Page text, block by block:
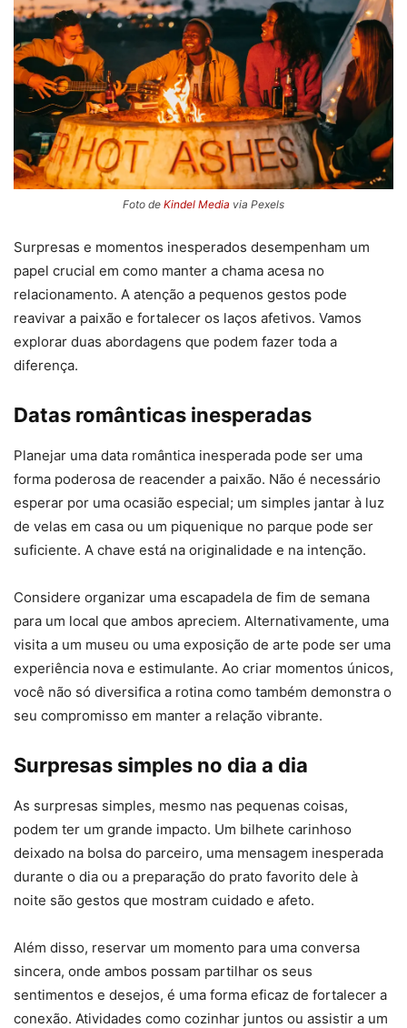
Foto de Kindel Media via Pexels
Surpresas e momentos inesperados desempenham um
papel crucial em como manter a chama acesa no
relacionamento. A atenção a pequenos gestos pode
reavivar a paixão e fortalecer os laços afetivos. Vamos
explorar duas abordagens que podem fazer toda a
diferença.
Datas românticas inesperadas
Planejar uma data romântica inesperada pode ser uma
forma poderosa de reacender a paixão. Não é necessário
esperar por uma ocasião especial; um simples jantar à luz
de velas em casa ou um piquenique no parque pode ser
suficiente. A chave está na originalidade e na intenção.
Considere organizar uma escapadela de fim de semana
para um local que ambos apreciem. Alternativamente, uma
visita a um museu ou uma exposição de arte pode ser uma
experiência nova e estimulante. Ao criar momentos únicos,
você não só diversifica a rotina como também demonstra o
seu compromisso em manter a relação vibrante.
Surpresas simples no dia a dia
As surpresas simples, mesmo nas pequenas coisas,
podem ter um grande impacto. Um bilhete carinhoso
deixado na bolsa do parceiro, uma mensagem inesperada
durante o dia ou a preparação do prato favorito dele à
noite são gestos que mostram cuidado e afeto.
Além disso, reservar um momento para uma conversa
sincera, onde ambos possam partilhar os seus
sentimentos e desejos, é uma forma eficaz de fortalecer a
conexão. Atividades como cozinhar juntos ou assistir a um